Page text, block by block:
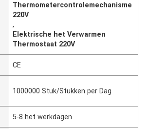
Thermometercontrolemechanisme
220V
,
Elektrische het Verwarmen
Thermostaat 220V
CE
1000000 Stuk/Stukken per Dag
5-8 het werkdagen